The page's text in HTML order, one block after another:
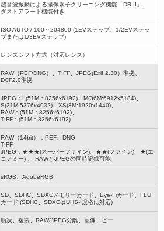
超音波振動による撮像素子クリーニング機能「DR II」、
ダストアラート機能付き
ISO AUTO / 100～204800 (1EVステップ、1/2EVステッ
プまたは1/3EVステップ)
レンズシフト方式（対応レンズ）
RAW（PEF/DNG）、TIFF、JPEG(Exif 2.30）準拠、
DCF2.0準拠
JPEG：L(51M：8256x6192)、M(36M:6912x5184)、
S(21M:5376x4032)、XS(3M:1920x1440)、
RAW：(51M：8256x6192)、
TIFF：(51M：8256x6192)
RAW（14bit）：PEF、DNG
TIFF
JPEG：★★★(スーパーファイン)、★★(ファイン)、★(エ
コノミー) 、 RAWとJPEGの同時記録可能
sRGB、AdobeRGB
SD、SDHC、SDXCメモリーカード、Eye-Fiカード、FLU
カード (SDHC、SDXCはUHS-I規格に対応)
順次、複製、RAW/JPEG分離、画像コピー